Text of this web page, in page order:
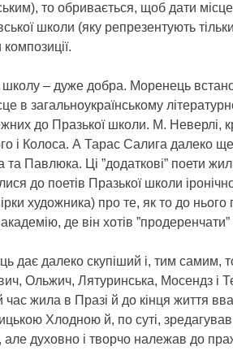
то обривається, щоб дати
школи (яку репрезентують
– дуже добра. Моренець
в загальноукраїнському
до Празької школи. М. Неверлі,
і Колоса. А Тарас Салига далеко
Павлюка. Ці ”додаткові” поети
до поетів Празької школи
художника) про те, як то до
де він хотів ”продеренчати”
дає далеко скупіший і, тим самим,
Ольжич, Лятуринська, Мосендз і
час жила в Празі й до кінця життя
Хлодною й, по суті, зредагував
але духовно і творчо належав до